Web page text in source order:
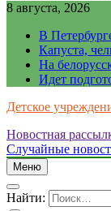
8 августа, 2026
В
Капуста,
На
Идет
Детское
Новостная
Случайные
Меню
Найти: